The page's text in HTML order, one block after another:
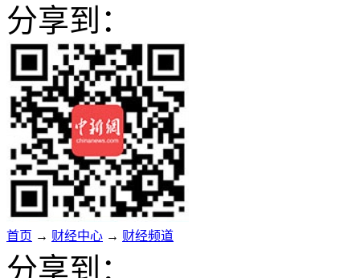
分享到：
首页 → 财经中心 → 财经频道
分享到：